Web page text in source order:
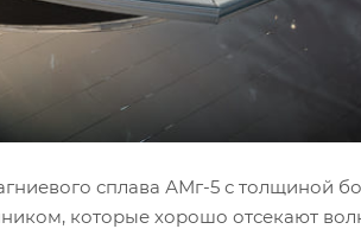
сплава АМг-5 с толщиной
которые хорошо отсекают